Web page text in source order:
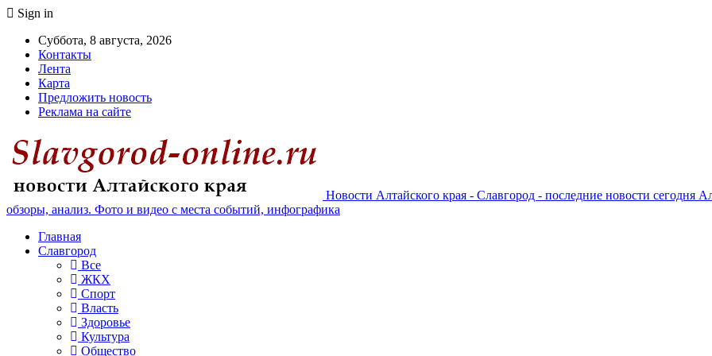
Sign in
Суббота, 8 августа, 2026
Контакты
Лента
Карта
Предложить новость
Реклама на сайте
Новости Алтайского края - Славгород - последние новости сегодня
обзоры, анализ. Фото и видео с места событий, инфографика
Главная
Славгород
Все
ЖКХ
Спорт
Власть
Здоровье
Культура
Общество